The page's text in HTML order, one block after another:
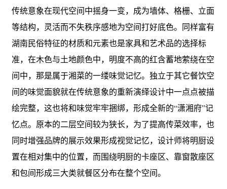
传统意象在现代空间中摇身一变，成为墙体、格栅、立面
等结构，灵活而不失秩序感地为空间打好底色。同样富有
湖南民俗特征的材质和元素也是家具和艺术品的选择标
准，在木色与土地颜色中，明度不高的红含蓄地萦绕在空
间中，那是属于湘菜的一缕味觉记忆。独立于其它餐饮空
间的味觉面貌就在传统意象的重新演绎设计中一点点被描
绘完整，这也将和味觉牢牢捆绑，形成全新的“潇湘府”记
忆点。原本的二层空间较为狭长，为了提高传菜效率，也
同时增强品牌的展示效果形成视觉记忆，设计师将明厨设
置在相对集中的位置，而围绕明厨的卡座区、靠窗散座区
和包间形成三大类就餐区分布在整个空间。